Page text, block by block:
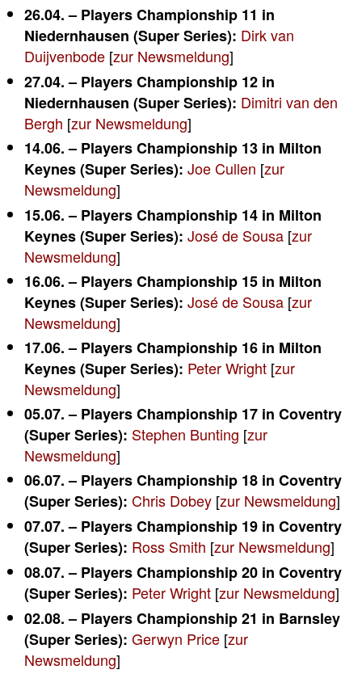
26.04. – Players Championship 11 in
Niedernhausen (Super Series): Dirk van
Duijvenbode [zur Newsmeldung]
27.04. – Players Championship 12 in
Niedernhausen (Super Series): Dimitri van den
Bergh [zur Newsmeldung]
14.06. – Players Championship 13 in Milton
Keynes (Super Series): Joe Cullen [zur
Newsmeldung]
15.06. – Players Championship 14 in Milton
Keynes (Super Series): José de Sousa [zur
Newsmeldung]
16.06. – Players Championship 15 in Milton
Keynes (Super Series): José de Sousa [zur
Newsmeldung]
17.06. – Players Championship 16 in Milton
Keynes (Super Series): Peter Wright [zur
Newsmeldung]
05.07. – Players Championship 17 in Coventry
(Super Series): Stephen Bunting [zur
Newsmeldung]
06.07. – Players Championship 18 in Coventry
(Super Series): Chris Dobey [zur Newsmeldung]
07.07. – Players Championship 19 in Coventry
(Super Series): Ross Smith [zur Newsmeldung]
08.07. – Players Championship 20 in Coventry
(Super Series): Peter Wright [zur Newsmeldung]
02.08. – Players Championship 21 in Barnsley
(Super Series): Gerwyn Price [zur
Newsmeldung]